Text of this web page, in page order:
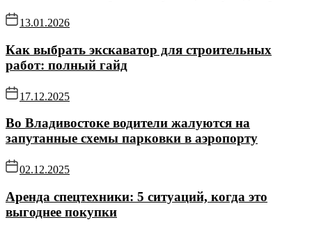
13.01.2026
Как выбрать экскаватор для строительных
работ: полный гайд
17.12.2025
Во Владивостоке водители жалуются на
запутанные схемы парковки в аэропорту
02.12.2025
Аренда спецтехники: 5 ситуаций, когда это
выгоднее покупки